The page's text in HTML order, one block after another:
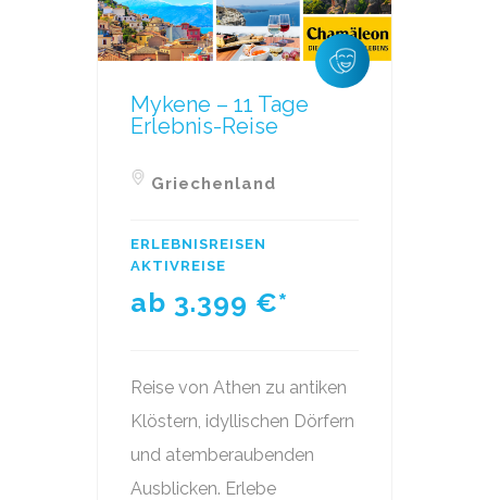
Mykene – 11 Tage
Erlebnis-Reise
Griechenland
ERLEBNISREISEN
AKTIVREISE
ab 3.399 €*
Reise von Athen zu antiken
Klöstern, idyllischen Dörfern
und atemberaubenden
Ausblicken. Erlebe